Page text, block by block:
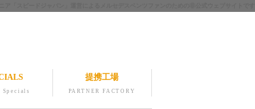
Specials
提携工場
PARTNER FACTORY